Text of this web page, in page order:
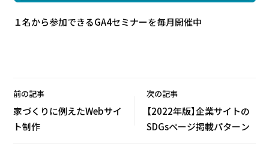
１名から参加できるGA4セミナーを毎月開催中
前の記事
家づくりに例えたWebサイ
ト制作
次の記事
【2022年版】企業サイトの
SDGsページ掲載パターン